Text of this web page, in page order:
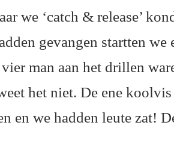
we ‘catch & release’
gevangen startten
man aan het drillen
het niet. De ene
en we hadden leute zat!